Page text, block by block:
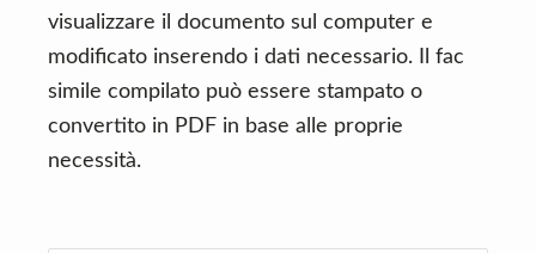
visualizzare il documento sul computer e
modificato inserendo i dati necessario. Il fac
simile compilato può essere stampato o
convertito in PDF in base alle proprie
necessità.